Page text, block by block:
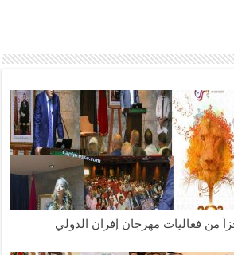
من فعاليات مهرجان إفران الدولي